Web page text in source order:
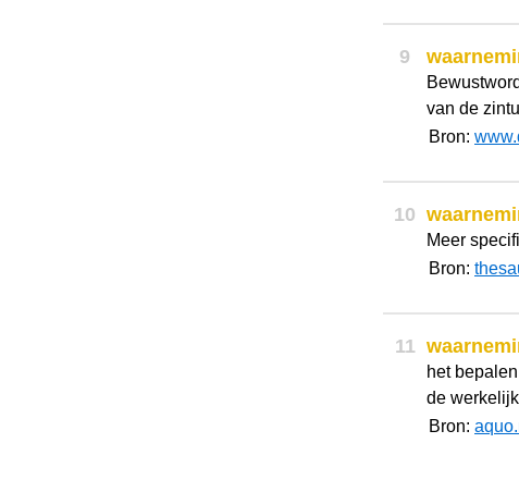
9
van de
Bron:
10
Meer
Bron:
11
het
de
Bron: